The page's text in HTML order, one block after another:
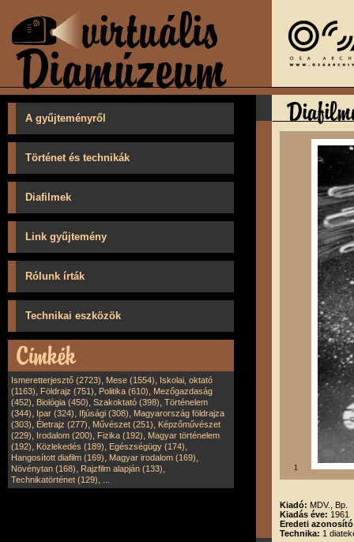
A gyűjteményről
Történet és technikák
Diafilmek
Link gyűjtemény
Rólunk írták
Technikai eszközök
Ismeretterjesztő (2723), Mese (1554), Iskolai, oktató
(1163), Földrajz (751), Politika (610), Mezőgazdaság
(452), Biológia (450), Szakoktató (398), Történelem
(344), Ipar (324), Ifjúsági (308), Magyarország földrajza
(303), Életrajz (277), Művészet (251), Képzőművészet
(229), Irodalom (200), Fizika (192), Magyar történelem
(192), Közlekedés (189), Egészségügy (174),
Hangosított diafilm (169), Magyar irodalom (169),
Növénytan (168), Rajzfilm alapján (133),
Technikatörténet (129),
1
Kiadó: MDV., Bp.
Kiadás éve: 1961
Eredeti
Technika: 1